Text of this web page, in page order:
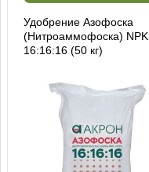
Удобрение Азофоска
(Нитроаммофоска) NPK
16:16:16 (50 кг)